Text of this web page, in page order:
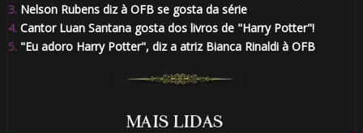
3.Nelson Rubens diz à OFB se gosta da série
4.Cantor Luan Santana gosta dos livros de "Harry Potter"!
5."Eu adoro Harry Potter", diz a atriz Bianca Rinaldi à OFB
MAIS LIDAS